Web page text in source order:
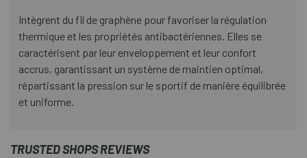
Intègrent du fil de graphène pour favoriser la régulation
thermique et les propriétés antibactériennes. Elles se
caractérisent par leur enveloppement et leur confort
accrus, garantissant un système de maintien optimal,
répartissant la pression sur le sportif de manière équilibrée
et uniforme.
TRUSTED SHOPS REVIEWS